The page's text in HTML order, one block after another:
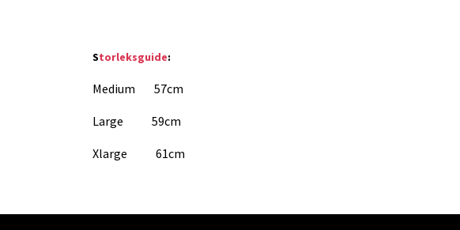
Storleksguide:
Medium 57cm
Large 59cm
Xlarge 61cm